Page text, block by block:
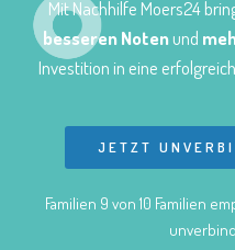
Mit Nachhilfe Moers24
besseren Notenund
Investition in eine
JETZT
Familien 9 von 10 Familien